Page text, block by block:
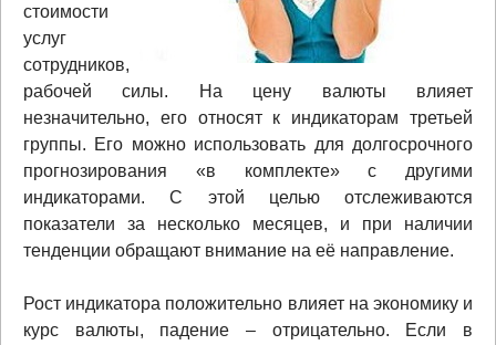
стоимости
услуг
сотрудников,
рабочей силы. На цену валюты влияет
незначительно, его относят к индикаторам третьей
группы. Его можно использовать для долгосрочного
прогнозирования «в комплекте» с другими
индикаторами. С этой целью отслеживаются
показатели за несколько месяцев, и при наличии
тенденции обращают внимание на её направление.
Рост индикатора положительно влияет на экономику и
курс валюты, падение – отрицательно. Если в